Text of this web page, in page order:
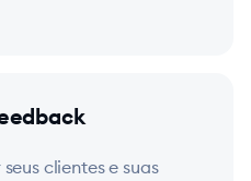
clientes e suas